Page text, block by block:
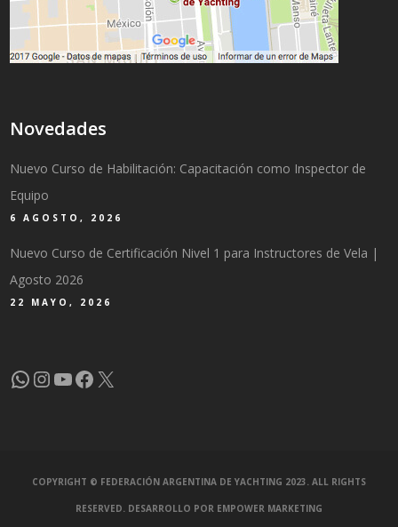
Novedades
Nuevo Curso de Habilitación: Capacitación como Inspector de
Equipo
6 AGOSTO, 2026
Nuevo Curso de Certificación Nivel 1 para Instructores de Vela |
Agosto 2026
22 MAYO, 2026
WhatsApp
Instagram
YouTube
Facebook
X
COPYRIGHT © FEDERACIÓN ARGENTINA DE YACHTING 2023. ALL RIGHTS
RESERVED. DESARROLLO POR EMPOWER MARKETING